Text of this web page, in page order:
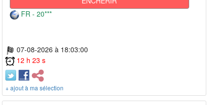
FR - 20***
07-08-2026 à 18:03:00
12 h 23 s
+ ajout à ma sélection